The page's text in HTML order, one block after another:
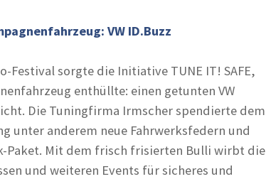
VW ID.Buzz
Festival sorgte die Initiative TUNE IT! SAFE,
enthüllte: einen getunten VW
Die Tuningfirma Irmscher spendierte dem
unter anderem neue Fahrwerksfedern und
Paket. Mit dem frisch frisierten Bulli wirbt die
und weiteren Events für sicheres und